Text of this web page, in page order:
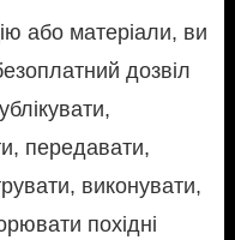
або матеріали, ви
дозвіл
передавати,
виконувати,
похідні